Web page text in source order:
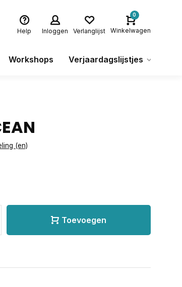
Help Inloggen Verlanglijst
0
Winkelwagen
Workshops Verjaardagslijstjes
(en)
Toevoegen